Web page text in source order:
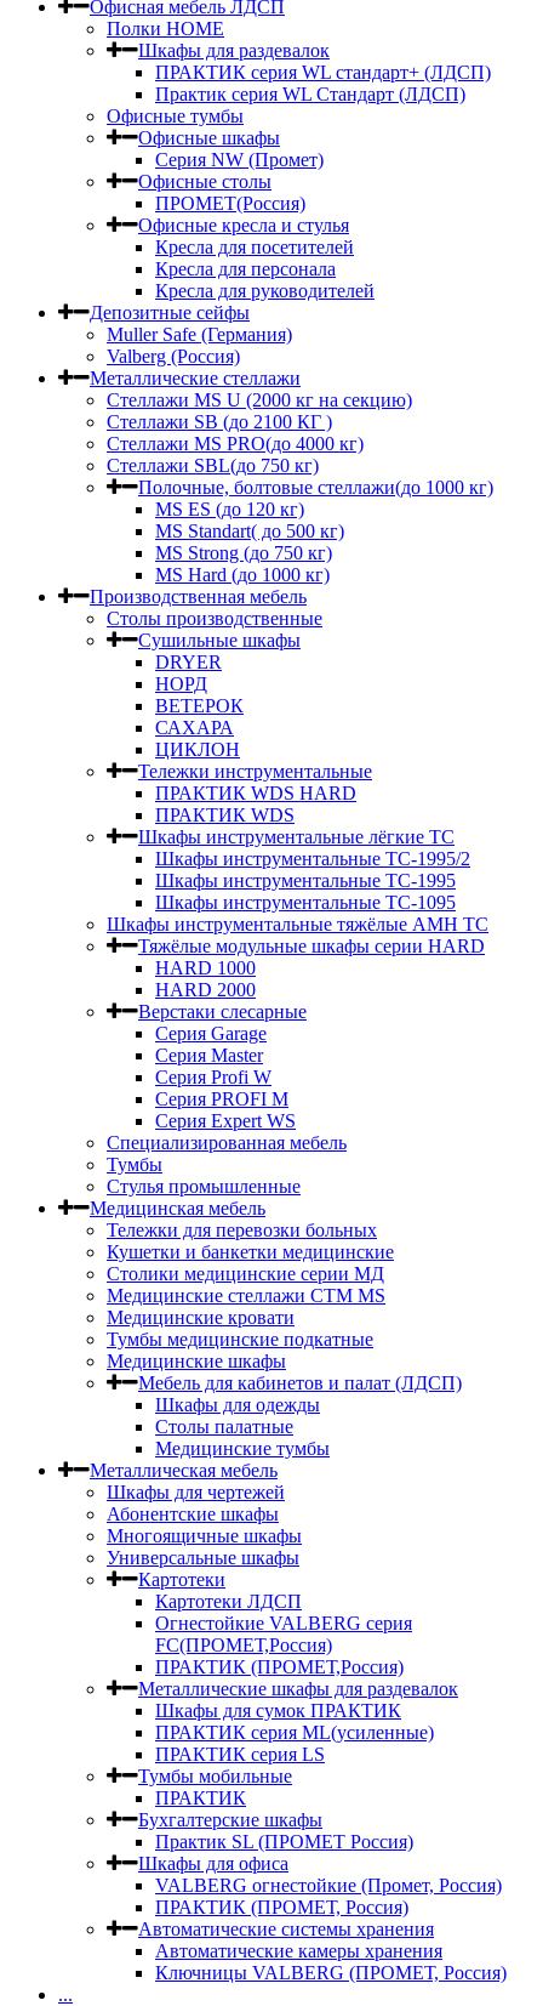
Офисная мебель ЛДСП
Полки HOME
Шкафы для раздевалок
ПРАКТИК серия WL стандарт+ (ЛДСП)
Практик серия WL Стандарт (ЛДСП)
Офисные тумбы
Офисные шкафы
Серия NW (Промет)
Офисные столы
ПРОМЕТ(Россия)
Офисные кресла и стулья
Кресла для посетителей
Кресла для персонала
Кресла для руководителей
Депозитные сейфы
Muller Safe (Германия)
Valberg (Россия)
Металлические стеллажи
Стеллажи MS U (2000 кг на секцию)
Стеллажи SB (до 2100 КГ )
Стеллажи MS PRO(до 4000 кг)
Стеллажи SBL(до 750 кг)
Полочные, болтовые стеллажи(до 1000 кг)
MS ES (до 120 кг)
MS Standart( до 500 кг)
MS Strong (до 750 кг)
MS Hard (до 1000 кг)
Производственная мебель
Столы производственные
Сушильные шкафы
DRYER
НОРД
ВЕТЕРОК
САХАРА
ЦИКЛОН
Тележки инструментальные
ПРАКТИК WDS HARD
ПРАКТИК WDS
Шкафы инструментальные лёгкие ТС
Шкафы инструментальные ТС-1995/2
Шкафы инструментальные TC-1995
Шкафы инструментальные TC-1095
Шкафы инструментальные тяжёлые AMH TC
Тяжёлые модульные шкафы серии HARD
HARD 1000
HARD 2000
Верстаки слесарные
Серия Garage
Серия Master
Серия Profi W
Серия PROFI M
Серия Expert WS
Специализированная мебель
Тумбы
Стулья промышленные
Медицинская мебель
Тележки для перевозки больных
Кушетки и банкетки медицинские
Столики медицинские серии МД
Медицинские стеллажи СТМ MS
Медицинские кровати
Тумбы медицинские подкатные
Медицинские шкафы
Мебель для кабинетов и палат (ЛДСП)
Шкафы для одежды
Столы палатные
Медицинские тумбы
Металлическая мебель
Шкафы для чертежей
Абонентские шкафы
Многоящичные шкафы
Универсальные шкафы
Картотеки
Картотеки ЛДСП
Огнестойкие VALBERG серия
FC(ПРОМЕТ,Россия)
ПРАКТИК (ПРОМЕТ,Россия)
Металлические шкафы для раздевалок
Шкафы для сумок ПРАКТИК
ПРАКТИК серия ML(усиленные)
ПРАКТИК серия LS
Тумбы мобильные
ПРАКТИК
Бухгалтерские шкафы
Практик SL (ПРОМЕТ Россия)
Шкафы для офиса
VALBERG огнестойкие (Промет, Россия)
ПРАКТИК (ПРОМЕТ, Россия)
Автоматические системы хранения
Автоматические камеры хранения
Ключницы VALBERG (ПРОМЕТ, Россия)
...